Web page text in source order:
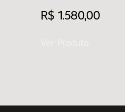
R$1.580,00